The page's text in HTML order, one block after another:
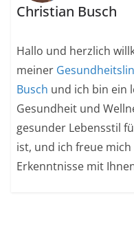
Christian Busch
Hallo und herzlich
meiner
Busch und ich bin ein
Gesundheit und
gesunder Lebensstil
ist, und ich freue
Erkenntnisse mit